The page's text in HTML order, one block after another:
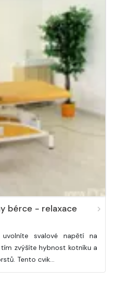
bérce - relaxace
svalové napětí na
zvýšíte hybnost kotníku a
Tento cvik…